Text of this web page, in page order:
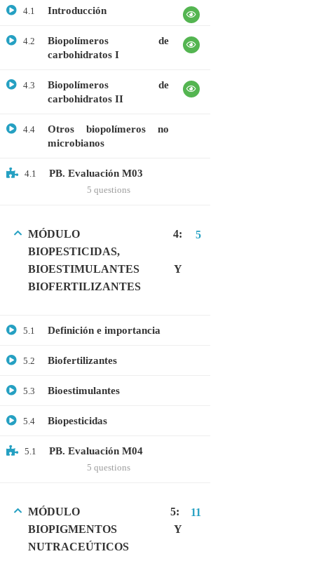
4.1 Introducción
4.2
Biopolímeros de
carbohidratos I
4.3
Biopolímeros de
carbohidratos II
4.4
Otros biopolímeros no
microbianos
4.1 PB. Evaluación M03
5 questions
MÓDULO 4:
BIOPESTICIDAS,
BIOESTIMULANTES Y
BIOFERTILIZANTES
5
5.1 Definición e importancia
5.2 Biofertilizantes
5.3 Bioestimulantes
5.4 Biopesticidas
5.1 PB. Evaluación M04
5 questions
MÓDULO 5:
BIOPIGMENTOS Y
NUTRACEÚTICOS
11
Bioinformática
Biología Molecular
Bioquímica
Ciencias Ambientales
Gratis
Medicina
Microbiología
Contáctanos
FAQs
Términos y Condiciones